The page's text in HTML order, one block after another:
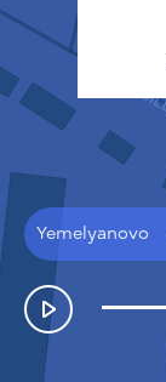
Yemelyanovo